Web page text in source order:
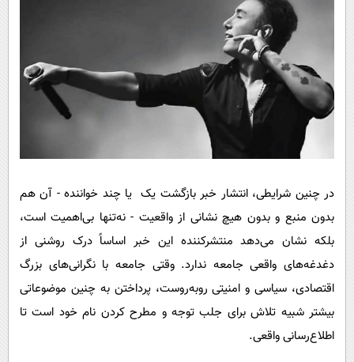
در چنین شرایطی، انتشار خبر بازگشت یک یا چند خواننده - آن هم
بدون منبع و بدون هیچ نشانی از واقعیت - نه‌تنها بی‌اهمیت است،
بلکه نشان می‌دهد منتشرکننده این خبر اساساً درک روشنی از
دغدغه‌های واقعی جامعه ندارد. وقتی جامعه با نگرانی‌های بزرگ
اقتصادی، سیاسی و امنیتی روبه‌روست، پرداختن به چنین موضوعاتی
بیشتر شبیه تلاش برای جلب توجه و مطرح کردن نام خود است تا
اطلاع‌رسانی واقعی.